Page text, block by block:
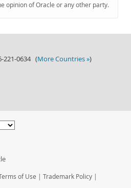
opinion of Oracle or any other party.
221-0634 (More Countries »)
of Use | Trademark Policy |